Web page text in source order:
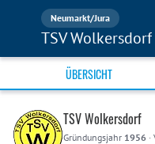
Neumarkt/Jura
TSV Wolkersdorf
ÜBERSICHT
TSV Wolkersdorf
Gründungsjahr 1956 ·